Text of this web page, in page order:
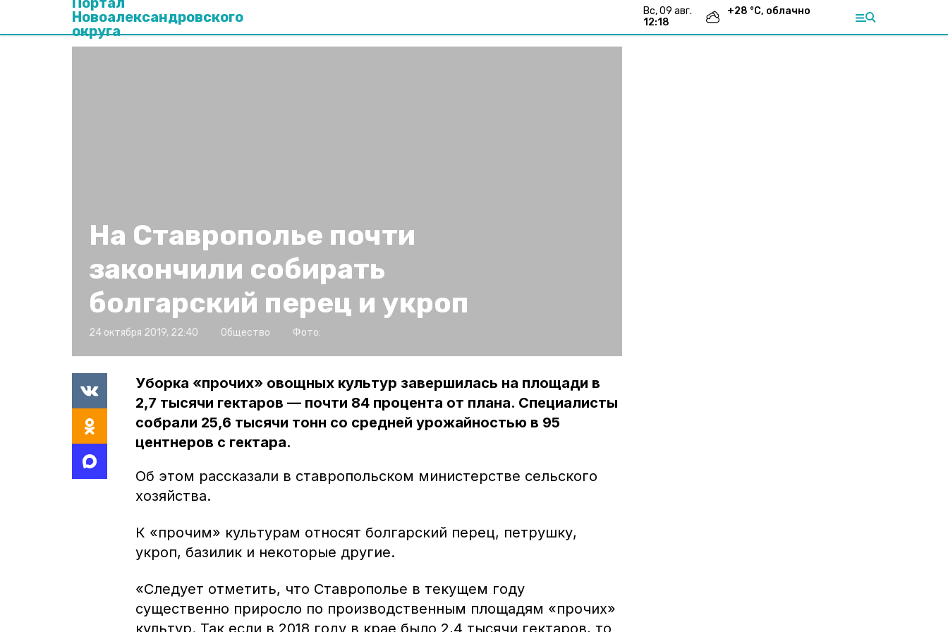
Новоалександровского
округа
вс, 09 авг.
12:18
+28 °С, облачно
На Ставрополье почти
закончили собирать
болгарский перец и укроп
24 октября 2019, 22:40 Общество Фото:
Уборка «прочих» овощных культур завершилась на площади в
2,7 тысячи гектаров — почти 84 процента от плана. Специалисты
собрали 25,6 тысячи тонн со средней урожайностью в 95
центнеров с гектара.
Об этом рассказали в ставропольском министерстве сельского
хозяйства.
К «прочим» культурам относят болгарский перец, петрушку,
укроп, базилик и некоторые другие.
«Следует отметить, что Ставрополье в текущем году
существенно приросло по производственным площадям «прочих»
культур. Так если в 2018 году в крае было 2,4 тысячи гектаров, то